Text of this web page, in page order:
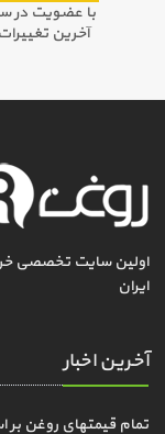
با عضویت در
آخرین
اولین سایت تخصصی
ایران
آخرین اخبار